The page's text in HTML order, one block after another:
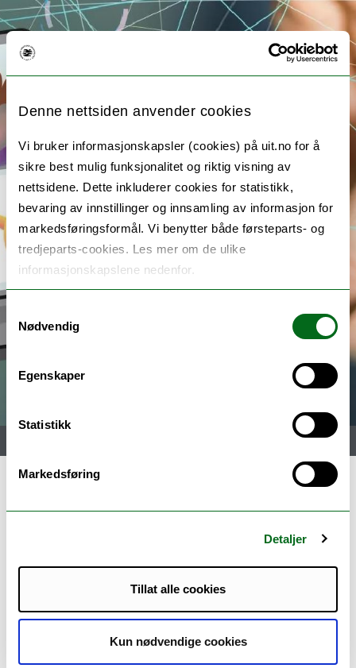
Denne nettsiden anvender cookies
Vi bruker informasjonskapsler (cookies) på uit.no for å
sikre best mulig funksjonalitet og riktig visning av
nettsidene. Dette inkluderer cookies for statistikk,
bevaring av innstillinger og innsamling av informasjon for
markedsføringsformål. Vi benytter både førsteparts- og
tredjeparts-cookies. Les mer om de ulike
informasjonskapslene nedenfor.
Nødvendig
Egenskaper
Statistikk
Markedsføring
Detaljer
Tillat alle cookies
Kun nødvendige cookies
Medlemmer
Førsteamanuensis